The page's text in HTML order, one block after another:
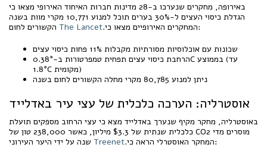
באירופה, מחקרים שנערכו ב-28 מדינות חברות האיחוד האירופי מצאו כי
הגדלת כיסוי העצים ל-30% בערים תוכל למנוע 10,771 מקרי מוות בשנה
The Lancet
.המחקרים האירופיים מצאו כי:
שכונות עם אוכלוסיות מסורתיות מקבלות 11% פחות כיסוי עצים
הרחבת כיסוי עצים תפחית טמפרטורות ב-0.38°C בממוצע (עד
1.8°C מקומית)
ניתן למנוע 80,785 מקרי מחלה הקשורים לחום בשנה
אוסטרליה: הערכה כלכלית של עצי עיר באדלייד
באוסטרליה, מחקר מקיף שנערך באדלייד מצא כי עצי הרחוב מספקים תועלת
כלכלית שנתית של $3.3 מיליון, כאשר 238,000 טון של CO2 מוסרים מדי
Treenet
.המחקר האוסטרלי הראה כי: